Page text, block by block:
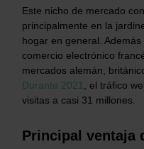
Este nicho de mercado
principalmente en la
hogar en general.
comercio electrónico
mercados alemán,
Durante 2021, el tráfico
visitas a casi 31 millones.
Principal ventaja